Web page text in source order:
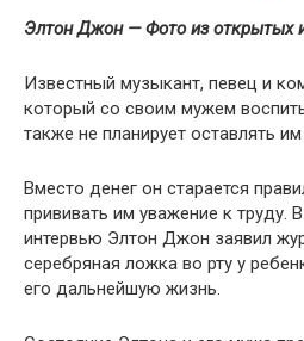
Элтон Джон — Фото из открытых
Известный музыкант, певец и
который со своим мужем
также не планирует оставлять
Вместо денег он старается
прививать им уважение к труду.
интервью Элтон Джон заявил
серебряная ложка во рту у
его дальнейшую жизнь.